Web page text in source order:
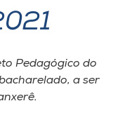
Pedagógico do
a ser